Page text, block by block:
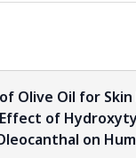
Olive Oil for
of
on